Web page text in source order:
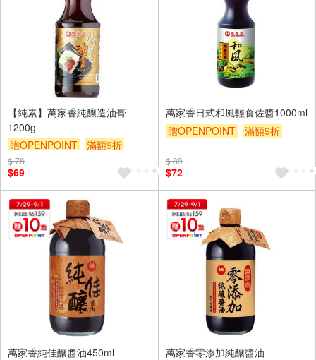
【純素】萬家香純釀造油膏
1200g
贈OPENPOINT
滿額9折
贈$200
$ 78
$69
萬家香日式和風輕食佐醬1000ml
贈OPENPOINT
滿額9折
$ 89
$72
萬家香純佳釀醬油450ml
萬家香零添加純釀醬油